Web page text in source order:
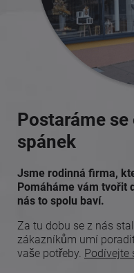
Postaráme
spánek
Jsme rodinná firma,
Pomáháme vám tvořit
nás to spolu baví.
Za tu dobu se z nás
zákazníkům umí
vaše potřeby. Podívejte